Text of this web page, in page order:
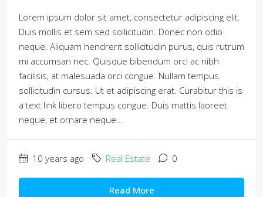
Lorem ipsum dolor sit amet, consectetur adipiscing elit.
Duis mollis et sem sed sollicitudin. Donec non odio
neque. Aliquam hendrerit sollicitudin purus, quis rutrum
mi accumsan nec. Quisque bibendum orci ac nibh
facilisis, at malesuada orci congue. Nullam tempus
sollicitudin cursus. Ut et adipiscing erat. Curabitur this is
a text link libero tempus congue. Duis mattis laoreet
neque, et ornare neque...
10 years ago Real Estate 0
Read More